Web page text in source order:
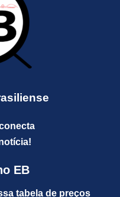
EB
tabela de preços